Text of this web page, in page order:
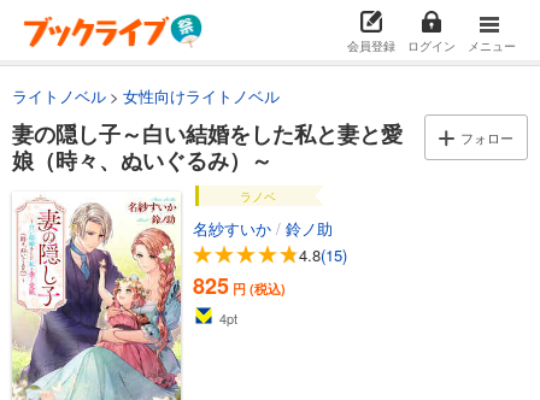
会員登録 ログイン メニュー
ライトノベル 女性向けライトノベル
妻の隠し子～白い結婚をした私と妻と愛
娘（時々、ぬいぐるみ）～
フォロー
ラノベ
名紗すいか / 鈴ノ助
4.8(15)
825 円 (税込)
4pt